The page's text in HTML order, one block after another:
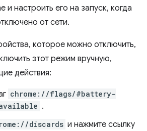
и настроить его на запуск, когда
от сети.
которое можно отключить,
этот режим вручную,
действия:
chrome://flags/#battery-
.
discards и нажмите ссылку